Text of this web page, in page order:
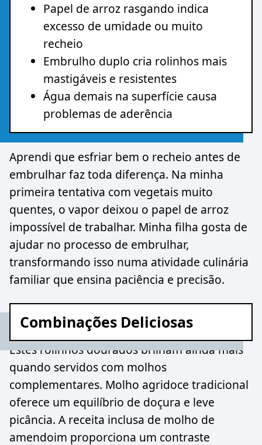
Papel de arroz rasgando indica
excesso de umidade ou muito
recheio
Embrulho duplo cria rolinhos mais
mastigáveis e resistentes
Água demais na superfície causa
problemas de aderência
Aprendi que esfriar bem o recheio antes de
embrulhar faz toda diferença. Na minha
primeira tentativa com vegetais muito
quentes, o vapor deixou o papel de arroz
impossível de trabalhar. Minha filha gosta de
ajudar no processo de embrulhar,
transformando isso numa atividade culinária
familiar que ensina paciência e precisão.
Combinações Deliciosas
Estes rolinhos dourados brilham ainda mais
quando servidos com molhos
complementares. Molho agridoce tradicional
oferece um equilíbrio de doçura e leve
picância. A receita inclusa de molho de
amendoim proporciona um contraste